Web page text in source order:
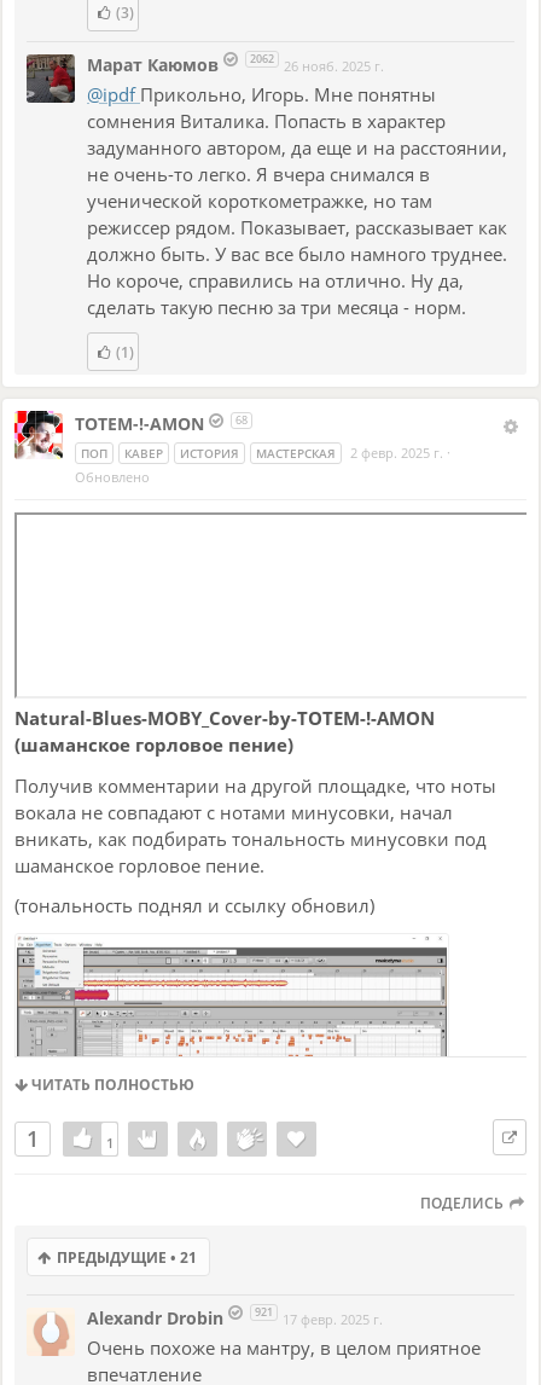
(3)
Марат Каюмов 2062 26 нояб. 2025 г.
@ipdf Прикольно, Игорь. Мне понятны
сомнения Виталика. Попасть в характер
задуманного автором, да еще и на расстоянии,
не очень-то легко. Я вчера снимался в
ученической короткометражке, но там
режиссер рядом. Показывает, рассказывает как
должно быть. У вас все было намного труднее.
Но короче, справились на отлично. Ну да,
сделать такую песню за три месяца - норм.
(1)
TOTEM-!-AMON 68
ПОП КАВЕР ИСТОРИЯ МАСТЕРСКАЯ 2 февр. 2025 г. ·
Обновлено
Natural-Blues-MOBY_Сover-by-TOTEM-!-AMON
(шаманское горловое пение)
Получив комментарии на другой площадке, что ноты
вокала не совпадают с нотами минусовки, начал
вникать, как подбирать тональность минусовки под
шаманское горловое пение.
(тональность поднял и ссылку обновил)
Шаманским горловым вокалом весь диапазон нот брать
не получается.
На этом треке оригинальный минус поднял на 2 тона, а
также сделал дубль минусовки в соседнюю октаву
(опустил на 10 тонов).
ЧИТАТЬ ПОЛНОСТЬЮ
1 11
ПОДЕЛИСЬ
ПРЕДЫДУЩИЕ • 21
Alexandr Drobin 921 17 февр. 2025 г.
Очень похоже на мантру, в целом приятное
впечатление